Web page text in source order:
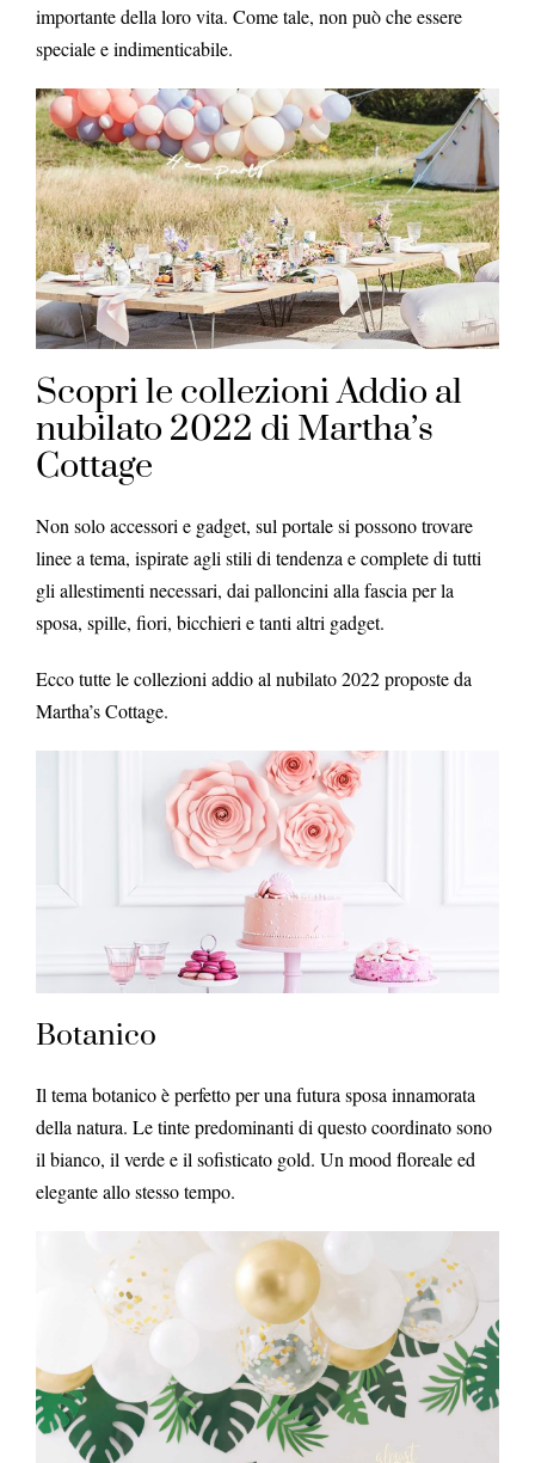
importante della loro vita. Come tale, non può che essere
speciale e indimenticabile.
Scopri le collezioni Addio al
nubilato 2022 di Martha’s
Cottage
Non solo accessori e gadget, sul portale si possono trovare
linee a tema, ispirate agli stili di tendenza e complete di tutti
gli allestimenti necessari, dai palloncini alla fascia per la
sposa, spille, fiori, bicchieri e tanti altri gadget.
Ecco tutte le collezioni addio al nubilato 2022 proposte da
Martha’s Cottage.
Botanico
Il tema botanico è perfetto per una futura sposa innamorata
della natura. Le tinte predominanti di questo coordinato sono
il bianco, il verde e il sofisticato gold. Un mood floreale ed
elegante allo stesso tempo.